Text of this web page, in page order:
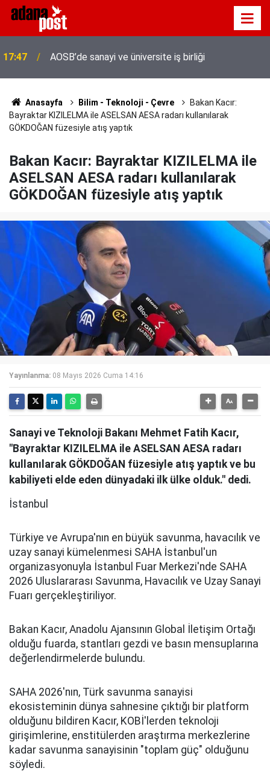
17:41
tepki gösterdi
Anasayfa Bilim - Teknoloji - Çevre
Bakan Kacır:
Bayraktar KIZILELMA ile ASELSAN AESA radarı kullanılarak
GÖKDOĞAN füzesiyle atış yaptık
Bakan Kacır: Bayraktar KIZILELMA ile
ASELSAN AESA radarı kullanılarak
GÖKDOĞAN füzesiyle atış yaptık
Yayınlanma: 08 Mayıs 2026 Cuma 14:16
Sanayi ve Teknoloji Bakanı Mehmet Fatih Kacır,
"Bayraktar KIZILELMA ile ASELSAN AESA radarı
kullanılarak GÖKDOĞAN füzesiyle atış yaptık ve bu
kabiliyeti elde eden dünyadaki ilk ülke olduk." dedi.
İstanbul
Türkiye ve Avrupa'nın en büyük savunma, havacılık ve
uzay sanayi kümelenmesi SAHA İstanbul'un
organizasyonuyla İstanbul Fuar Merkezi'nde SAHA
2026 Uluslararası Savunma, Havacılık ve Uzay Sanayi
Fuarı gerçekleştiriliyor.
Bakan Kacır, Anadolu Ajansının Global İletişim Ortağı
olduğu fuarda, stantları gezdi ve basın mensuplarına
değerlendirmelerde bulundu.
SAHA 2026'nın, Türk savunma sanayisi
ekosisteminin dünya sahnesine çıktığı bir platform
olduğunu bildiren Kacır, KOBİ'lerden teknoloji
girişimlerine, enstitülerden araştırma merkezlerine
kadar savunma sanayisinin "toplam güç" olduğunu
söyledi.